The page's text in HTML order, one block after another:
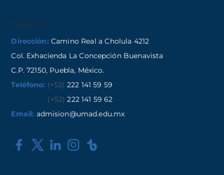
Contacto
Dirección: Camino Real a Cholula 4212
Col. Exhacienda La Concepción Buenavista
C.P. 72150, Puebla, México.
Teléfono: (+52) 222 141 59 59
(+52) 222 141 59 62
Email: admision@umad.edu.mx